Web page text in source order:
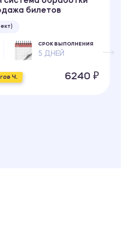
билетов
СРОК ВЫПОЛНЕНИЯ
5 ДНЕЙ
Ч. 6240 ₽